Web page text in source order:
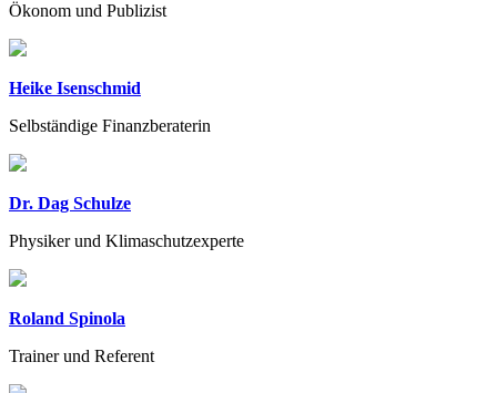
Ökonom und Publizist
Heike Isenschmid
Selbständige Finanzberaterin
Dr. Dag Schulze
Physiker und Klimaschutzexperte
Roland Spinola
Trainer und Referent